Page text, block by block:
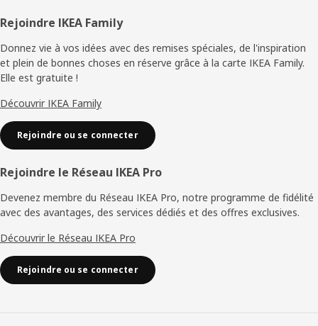
Pied
de
page
Rejoindre IKEA Family
Donnez vie à vos idées avec des remises spéciales, de l'inspiration
et plein de bonnes choses en réserve grâce à la carte IKEA Family.
Elle est gratuite !
Découvrir IKEA Family
Rejoindre ou se connecter
Rejoindre le Réseau IKEA Pro
Devenez membre du Réseau IKEA Pro, notre programme de fidélité
avec des avantages, des services dédiés et des offres exclusives.
Découvrir le Réseau IKEA Pro
Rejoindre ou se connecter